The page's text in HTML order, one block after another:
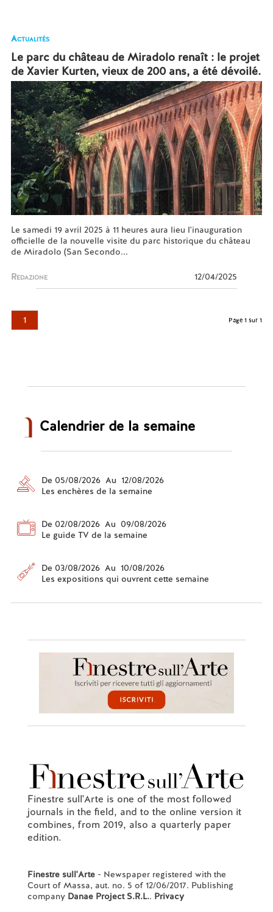
Actualités
Le parc du château de Miradolo renaît : le projet
de Xavier Kurten, vieux de 200 ans, a été dévoilé.
Le samedi 19 avril 2025 à 11 heures aura lieu l'inauguration
officielle de la nouvelle visite du parc historique du château
de Miradolo (San Secondo...
Redazione 12/04/2025
1 Page 1 sur 1
Calendrier de la semaine
De 05/08/2026 Au 12/08/2026
Les enchères de la semaine
De 02/08/2026 Au 09/08/2026
Le guide TV de la semaine
De 03/08/2026 Au 10/08/2026
Les expositions qui ouvrent cette semaine
Finestre sull'Arte is one of the most followed
journals in the field, and to the online version it
combines, from 2019, also a quarterly paper
edition.
Finestre sull'Arte- Newspaper registered with the
Court of Massa, aut. no. 5 of 12/06/2017. Publishing
company Danae Project S.R.L.. Privacy